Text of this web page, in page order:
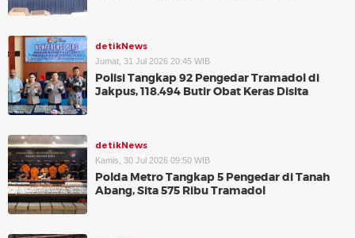
detikNews
Jumat, 31 Jul 2026 20:45 WIB
Polisi Tangkap 92 Pengedar Tramadol di
Jakpus, 118.494 Butir Obat Keras Disita
detikNews
Kamis, 30 Jul 2026 09:50 WIB
Polda Metro Tangkap 5 Pengedar di Tanah
Abang, Sita 575 Ribu Tramadol